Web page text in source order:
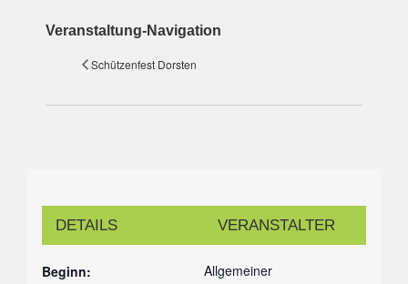
Veranstaltung-Navigation
Schützenfest Dorsten
DETAILS
Beginn:
VERANSTALTER
Allgemeiner